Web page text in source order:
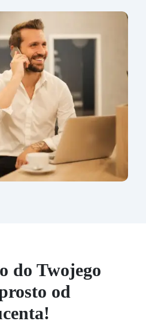
do Twojego
od